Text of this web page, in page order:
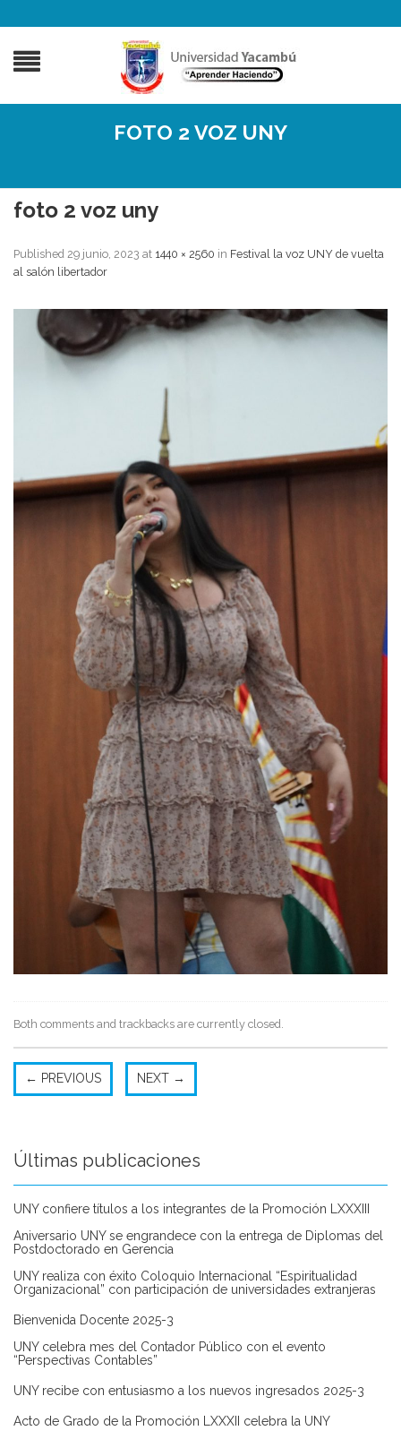
FOTO 2 VOZ UNY
foto 2 voz uny
Published 29 junio, 2023 at 1440 × 2560 in Festival la voz UNY de vuelta
al salón libertador
Both comments and trackbacks are currently closed.
← PREVIOUS NEXT →
Últimas publicaciones
UNY confiere títulos a los integrantes de la Promoción LXXXIII
Aniversario UNY se engrandece con la entrega de Diplomas del
Postdoctorado en Gerencia
UNY realiza con éxito Coloquio Internacional “Espiritualidad
Organizacional” con participación de universidades extranjeras
Bienvenida Docente 2025-3
UNY celebra mes del Contador Público con el evento
“Perspectivas Contables”
UNY recibe con entusiasmo a los nuevos ingresados 2025-3
Acto de Grado de la Promoción LXXXII celebra la UNY